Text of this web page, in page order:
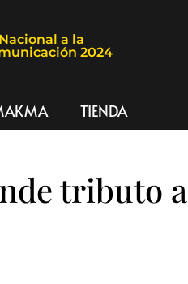
a la
2024
TIENDA
tributo a